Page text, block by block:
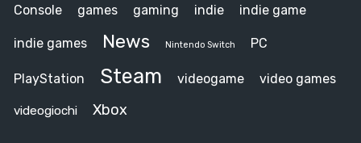
Console games gaming indie indie game
indie games News Nintendo Switch PC
PlayStation Steam videogame video games
videogiochi Xbox